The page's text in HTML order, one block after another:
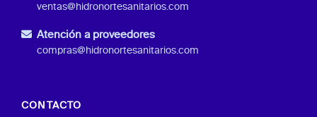
ventas@hidronortesanitarios.com
Atención a proveedores
compras@hidronortesanitarios.com
CONTACTO